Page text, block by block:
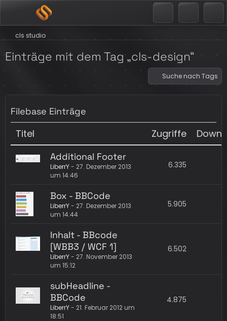
cls studio
Einträge mit dem Tag „cls-design“
Suche nach Tags
Filebase Einträge
Titel Zugriffe
Additional Footer
LiberrY- 27. Dezember 2013
um 14:46
6.335
Box - BBCode
LiberrY- 27. Dezember 2013
um 14:44
5.905
Inhalt - BBcode
[WBB3 / WCF 1]
LiberrY- 27. November 2013
um 15:12
6.502
subHeadline -
BBCode
LiberrY- 21. Februar 2012 um
18:51
4.875